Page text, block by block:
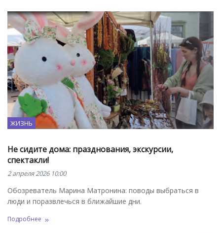
ЖИЗНЬ
Не сидите дома: празднования, экскурсии,
спектакли!
2 апреля 2026 10:00
Обозреватель Марина Матронина: поводы выбраться в
люди и поразвлечься в ближайшие дни.
Подробнее